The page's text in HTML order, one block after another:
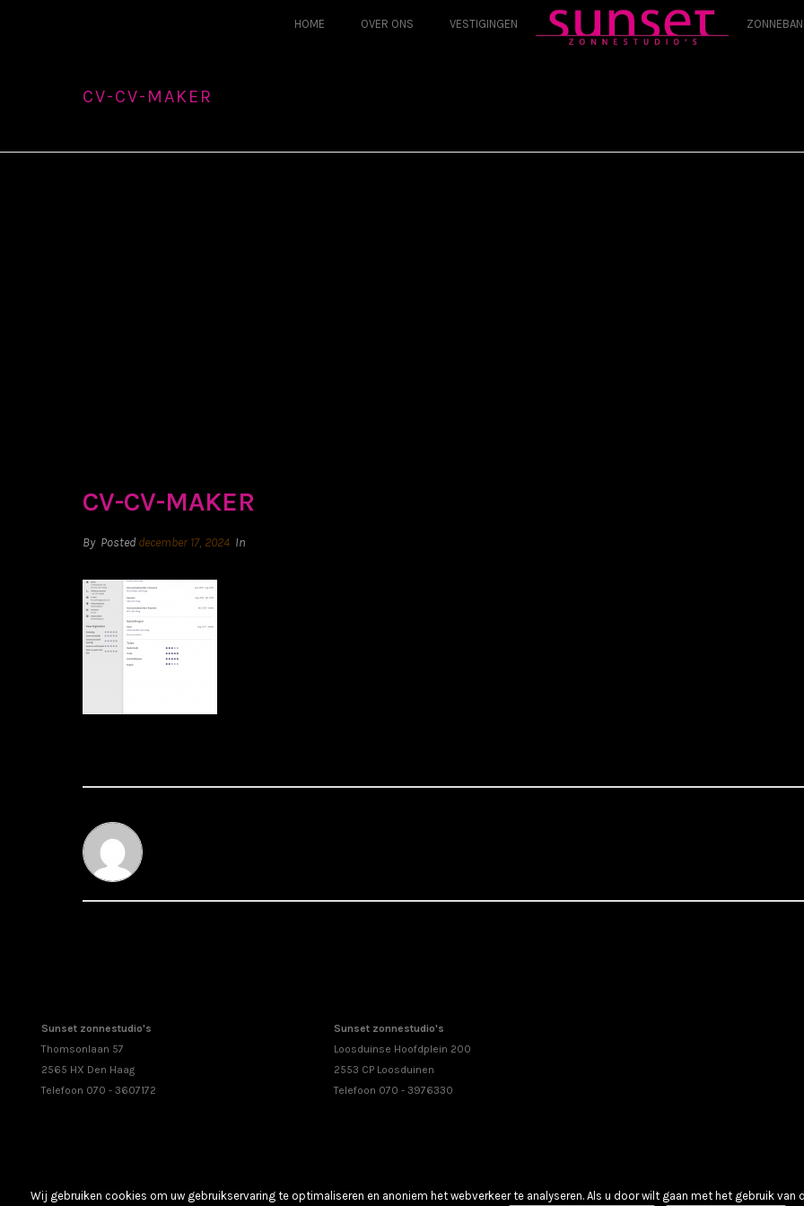
HOME OVER ONS VESTIGINGEN
CV-CV-MAKER
CV-CV-MAKER
By Posted december 17, 2024 In
Sunset zonnestudio's
Thomsonlaan 57
2565 HX Den Haag
Telefoon 070 - 3607172
Sunset zonnestudio's
Loosduinse Hoofdplein 200
2553 CP Loosduinen
Telefoon 070 - 3976330
Wij gebruiken cookies om uw gebruikservaring te optimaliseren en anoniem het webverkeer te analyseren. Als u door wilt gaan met het gebruik